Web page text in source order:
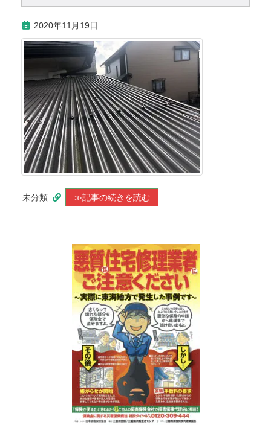
2020年11月19日
未分類. ≫記事の続きを読む